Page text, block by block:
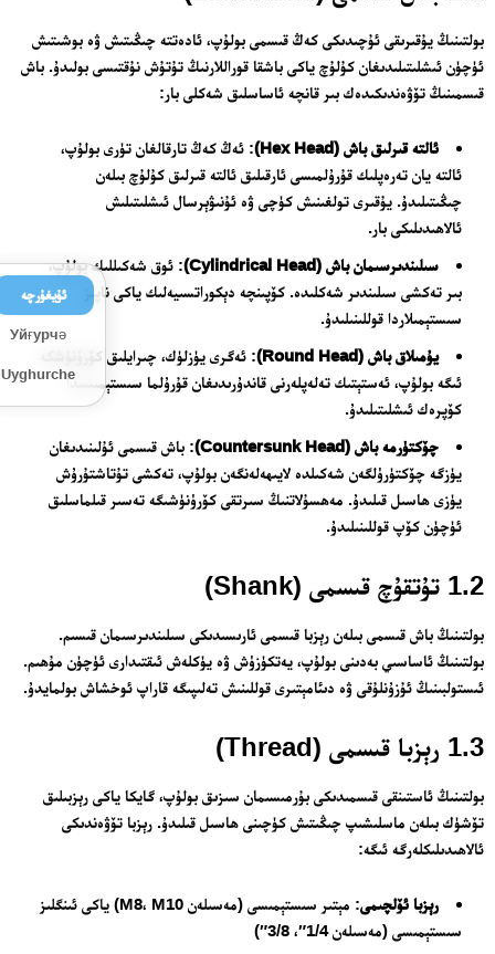
بولتىنىڭ يۇقىرىقى ئۇچىدىكى كەڭ قىسمى بولۇپ، ئادەتتە چىڭىتىش ۋە بوشىتىش
ئۈچۈن ئىشلىتىلىدىغان كۇلۇچ ياكى باشقا قوراللارنىڭ تۇتۇش نۇقتىسى بولىدۇ. باش
قىسمىنىڭ تۆۋەندىكىدەك بىر قانچە ئاساسلىق شەكلى بار:
ئالتە قىرلىق باش (Hex Head)
: ئەڭ كەڭ تارقالغان تۈرى بولۇپ،
ئالتە يان تەرەپلىك قۇرۇلمىسى ئارقىلىق ئالتە قىرلىق كۇلۇچ بىلەن
چىڭىتىلىدۇ. يۇقىرى تولغىنىش كۈچى ۋە ئۇنىۋېرسال ئىشلىتىلىش
ئالاھىدىلىكى بار.
سىلىندىرسىمان باش (Cylindrical Head)
: ئوق شەكىللىك بولۇپ،
بىر تەكشى سىلىندىر شەكلىدە. كۆپىنچە دېكوراتسىيەلىك ياكى ناپىز
سىستېمىلاردا قوللىنىلىدۇ.
يۇمىلاق باش (Round Head)
: ئەگرى يۈزلۈك، چىرايلىق كۆرۈنۈشكە
ئىگە بولۇپ، ئەستېتىك تەلەپلەرنى قاندۇرىدىغان قۇرۇلما سىستېمىسىدا
كۆپرەك ئىشلىتىلىدۇ.
چۆكتۈرمە باش (Countersunk Head)
: باش قىسمى ئۇلىنىدىغان
يۈزگە چۆكتۈرۈلگەن شەكىلدە لايىھەلەنگەن بولۇپ، تەكشى تۇتاشتۇرۇش
يۈزى ھاسىل قىلىدۇ. مەھسۇلاتنىڭ سىرتقى كۆرۈنۈشىگە تەسىر قىلماسلىق
ئۈچۈن كۆپ قوللىنىلىدۇ.
1.2 تۇتقۇچ قىسمى (Shank)
بولتىنىڭ باش قىسمى بىلەن رېزبا قىسمى ئارىسىدىكى سىلىندىرسىمان قىسىم.
بولتىنىڭ ئاساسىي بەدىنى بولۇپ، يەتكۈزۈش ۋە يۈكلەش ئىقتىدارى ئۈچۈن مۇھىم.
ئىستولبىنىڭ ئۇزۇنلۇقى ۋە دىئامېتىرى قوللىنىش تەلىپىگە قاراپ ئوخشاش بولمايدۇ.
1.3 رېزبا قىسمى (Thread)
بولتىنىڭ ئاستىنقى قىسمىدىكى بۇرمىسىمان سىزىق بولۇپ، گايكا ياكى رېزبىلىق
تۆشۈك بىلەن ماسلىشىپ چىڭىتىش كۈچىنى ھاسىل قىلىدۇ. رېزبا تۆۋەندىكى
ئالاھىدىلىكلەرگە ئىگە:
رېزبا ئۆلچىمى
: مېتىر سىستېمىسى (مەسىلەن M8، M10) ياكى ئىنگلىز
سىستېمىسى (مەسىلەن 1/4″، 3/8″)
ئۇيغۇرچە
Уйғурчә
Uyghurche